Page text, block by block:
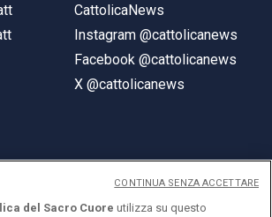
CattolicaNews
Instagram @cattolicanews
Facebook @cattolicanews
X @cattolicanews
del Sacro Cuore utilizza su questo
CONTINUA SENZA ACCETTARE